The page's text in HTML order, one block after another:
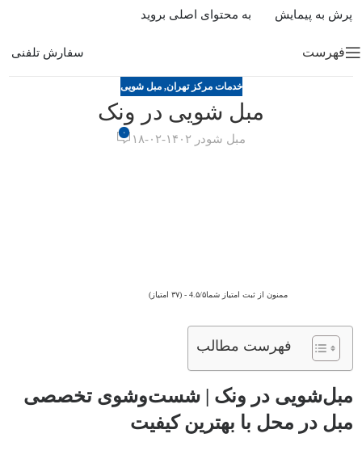
پرش به پیمایش به محتوای اصلی بروید
فهرست سفارش تلفنی
خدمات مرکز تهران,مبل شویی
مبل شویی در ونک
مبل شودر ۱۴۰۲-۰۲-۱۸ ۰
ممنون از ثبت امتیاز شما4.۵/۵ - (۳۷ امتیاز)
فهرست مطالب
مبل‌شویی در ونک | شست‌وشوی تخصصی
مبل در محل با بهترین کیفیت